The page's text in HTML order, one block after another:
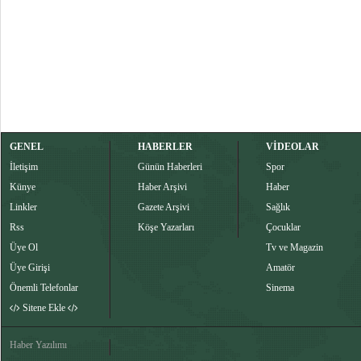
GENEL
İletişim
Künye
Linkler
Rss
Üye Ol
Üye Girişi
Önemli Telefonlar
Sitene Ekle
HABERLER
Günün Haberleri
Haber Arşivi
Gazete Arşivi
Köşe Yazarları
VİDEOLAR
Spor
Haber
Sağlık
Çocuklar
Tv ve Magazin
Amatör
Sinema
Haber Yazılımı